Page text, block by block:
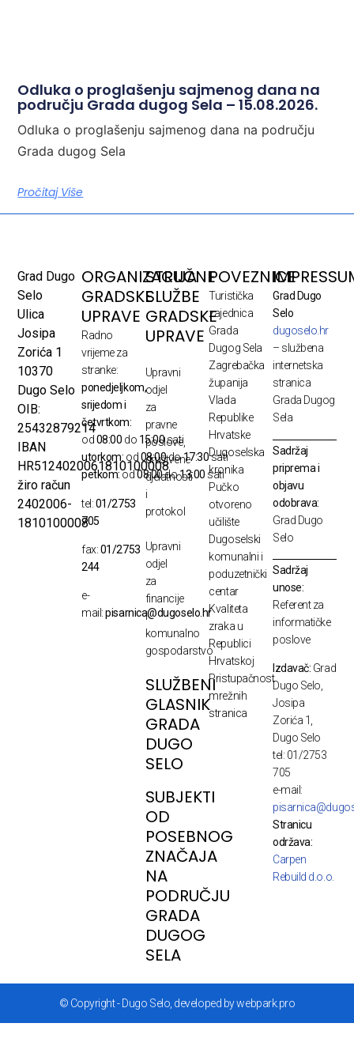
Odluka o proglašenju sajmenog dana na
području Grada dugog Sela – 15.08.2026.
Odluka o proglašenju sajmenog dana na području
Grada dugog Sela
Pročitaj Više
Grad Dugo
Selo
Ulica
Josipa
Zorića 1
10370
Dugo Selo
OIB:
25432879214
IBAN
HR5124020061810100008
žiro račun
2402006-
1810100008
ORGANIZACIJA
GRADSKE
UPRAVE
Radno
vrijeme za
stranke:
ponedjeljkom,
srijedom i
četvrtkom:
od08:00 do 15:00sati
utorkom: od08:00do17:30sati
petkom:od08:00do13:00 sati
tel:01/2753
705
fax:01/2753
244
e-
mail:pisarnica@dugoselo.hr
STRUČNE
SLUŽBE
GRADSKE
UPRAVE
Upravni
odjel
za
pravne
poslove,
društvene
djelatnosti
i
protokol
Upravni
odjel
za
financije
i
komunalno
gospodarstvo
SLUŽBENI
GLASNIK
GRADA
DUGO
SELO
SUBJEKTI
OD
POSEBNOG
ZNAČAJA
NA
PODRUČJU
GRADA
DUGOG
SELA
POVEZNICE
Turistička
zajednica
Grada
Dugog Sela
Zagrebačka
županija
Vlada
Republike
Hrvatske
Dugoselska
kronika
Pučko
otvoreno
učilište
Dugoselski
komunalni i
poduzetnički
centar
Kvaliteta
zraka u
Republici
Hrvatskoj
Pristupačnost
mrežnih
stranica
Grad Dugo
Selo
dugoselo.hr
– službena
internetska
stranica
Grada Dugog
Sela
Sadržaj
priprema i
objavu
odobrava:
Grad Dugo
Selo
Sadržaj
unose:
Referent za
informatičke
poslove
Izdavač: Grad
Dugo Selo,
Josipa
Zorića 1,
Dugo Selo
tel: 01/2753
705
e-mail:
Stranicu
održava:
Carpen
Rebuild d.o.o.
© Copyright - Dugo Selo, developed by webpark.pro